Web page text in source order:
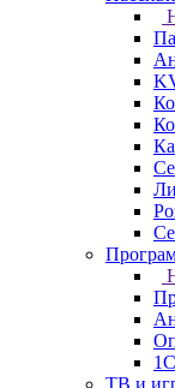
ТВ и